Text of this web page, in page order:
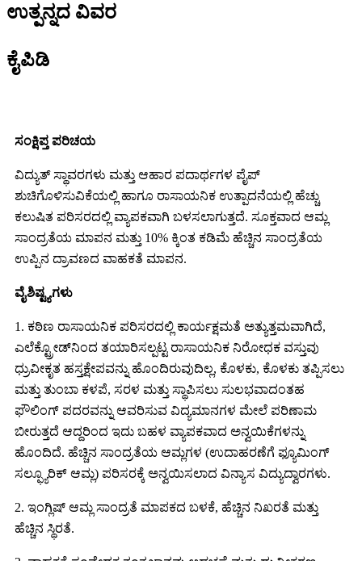
ಉತ್ಪನ್ನದ ವಿವರ
ಕೈಪಿಡಿ
ಸಂಕ್ಷಿಪ್ತ ಪರಿಚಯ
ವಿದ್ಯುತ್ ಸ್ಥಾವರಗಳು ಮತ್ತು ಆಹಾರ ಪದಾರ್ಥಗಳ ಪೈಪ್
ಶುಚಿಗೊಳಿಸುವಿಕೆಯಲ್ಲಿ ಹಾಗೂ ರಾಸಾಯನಿಕ ಉತ್ಪಾದನೆಯಲ್ಲಿ ಹೆಚ್ಚು
ಕಲುಷಿತ ಪರಿಸರದಲ್ಲಿ ವ್ಯಾಪಕವಾಗಿ ಬಳಸಲಾಗುತ್ತದೆ. ಸೂಕ್ತವಾದ ಆಮ್ಲ
ಸಾಂದ್ರತೆಯ ಮಾಪನ ಮತ್ತು 10% ಕ್ಕಿಂತ ಕಡಿಮೆ ಹೆಚ್ಚಿನ ಸಾಂದ್ರತೆಯ
ಉಪ್ಪಿನ ದ್ರಾವಣದ ವಾಹಕತೆ ಮಾಪನ.
ವೈಶಿಷ್ಟ್ಯಗಳು
1. ಕಠಿಣ ರಾಸಾಯನಿಕ ಪರಿಸರದಲ್ಲಿ ಕಾರ್ಯಕ್ಷಮತೆ ಅತ್ಯುತ್ತಮವಾಗಿದೆ,
ಎಲೆಕ್ಟ್ರೋಡ್‌ನಿಂದ ತಯಾರಿಸಲ್ಪಟ್ಟ ರಾಸಾಯನಿಕ ನಿರೋಧಕ ವಸ್ತುವು
ಧ್ರುವೀಕೃತ ಹಸ್ತಕ್ಷೇಪವನ್ನು ಹೊಂದಿರುವುದಿಲ್ಲ, ಕೊಳಕು, ಕೊಳಕು ತಪ್ಪಿಸಲು
ಮತ್ತು ತುಂಬಾ ಕಳಪೆ, ಸರಳ ಮತ್ತು ಸ್ಥಾಪಿಸಲು ಸುಲಭವಾದಂತಹ
ಫೌಲಿಂಗ್ ಪದರವನ್ನು ಆವರಿಸುವ ವಿದ್ಯಮಾನಗಳ ಮೇಲೆ ಪರಿಣಾಮ
ಬೀರುತ್ತದೆ ಆದ್ದರಿಂದ ಇದು ಬಹಳ ವ್ಯಾಪಕವಾದ ಅನ್ವಯಿಕೆಗಳನ್ನು
ಹೊಂದಿದೆ. ಹೆಚ್ಚಿನ ಸಾಂದ್ರತೆಯ ಆಮ್ಲಗಳ (ಉದಾಹರಣೆಗೆ ಫ್ಯೂಮಿಂಗ್
ಸಲ್ಫ್ಯೂರಿಕ್ ಆಮ್ಲ) ಪರಿಸರಕ್ಕೆ ಅನ್ವಯಿಸಲಾದ ವಿನ್ಯಾಸ ವಿದ್ಯುದ್ವಾರಗಳು.
2. ಇಂಗ್ಲಿಷ್ ಆಮ್ಲ ಸಾಂದ್ರತೆ ಮಾಪಕದ ಬಳಕೆ, ಹೆಚ್ಚಿನ ನಿಖರತೆ ಮತ್ತು
ಹೆಚ್ಚಿನ ಸ್ಥಿರತೆ.